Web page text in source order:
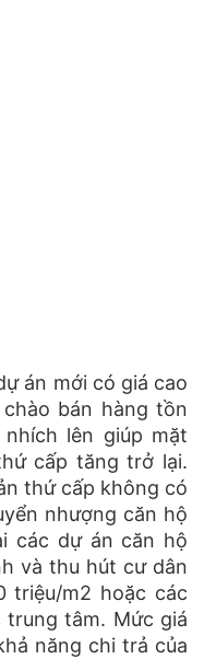
án mới có giá cao
bán hàng tồn
lên giúp mặt
cấp tăng trở lại.
thứ cấp không có
nhượng căn hộ
các dự án căn hộ
và thu hút cư dân
triệu/m2 hoặc các
tâm. Mức giá
năng chi trả của